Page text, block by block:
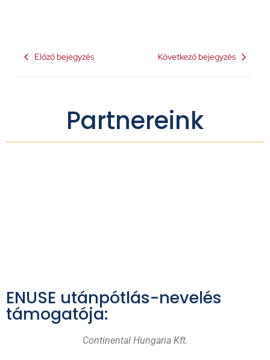
Előző bejegyzés Következő bejegyzés
Partnereink
ENUSE utánpótlás-nevelés
támogatója:
Continental Hungaria Kft.